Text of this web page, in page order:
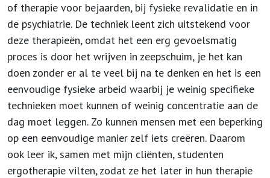
of therapie voor bejaarden, bij fysieke revalidatie en in
de psychiatrie. De techniek leent zich uitstekend voor
deze therapieën, omdat het een erg gevoelsmatig
proces is door het wrijven in zeepschuim, je het kan
doen zonder er al te veel bij na te denken en het is een
eenvoudige fysieke arbeid waarbij je weinig specifieke
technieken moet kunnen of weinig concentratie aan de
dag moet leggen. Zo kunnen mensen met een beperking
op een eenvoudige manier zelf iets creëren. Daarom
ook leer ik, samen met mijn cliënten, studenten
ergotherapie vilten, zodat ze het later in hun therapie